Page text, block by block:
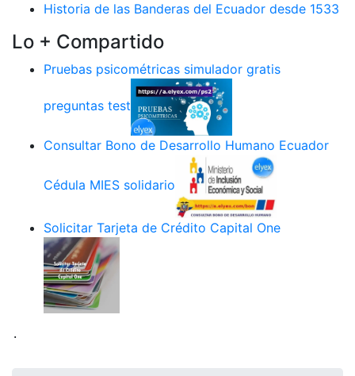
Historia de las Banderas del Ecuador desde 1533
Lo + Compartido
Pruebas psicométricas simulador gratis
preguntas test
Consultar Bono de Desarrollo Humano Ecuador
Cédula MIES solidario
Solicitar Tarjeta de Crédito Capital One
.